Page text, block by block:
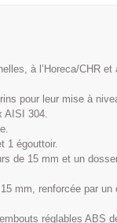
à l’Horeca/CHR et
pour leur mise à
AISI 304.
1 égouttoir.
de 15 mm et un
mm, renforcée par un
réglables ABS